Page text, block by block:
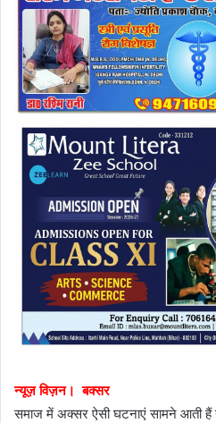
न्यूज़ विज़न। बक्सर
समाज में अक्सर ऐसी घटनाएं सामने आती हैं